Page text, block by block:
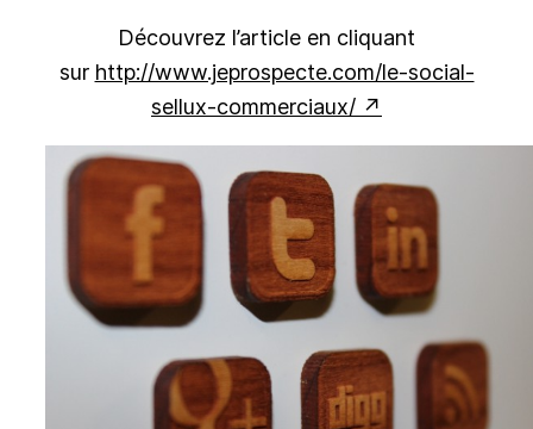
Découvrez l’article en cliquant
sur http://www.jeprospecte.com/le-social-
sellux-commerciaux/